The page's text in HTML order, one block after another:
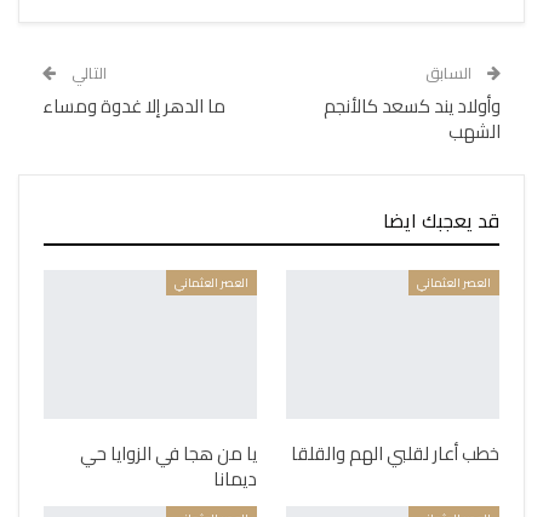
السابق
وأولاد يند كسعد كالأنجم
الشهب
التالي
ما الدهر إلا غدوة ومساء
قد يعجبك ايضا
العصر العثماني
خطب أعار لقلبي الهم والقلقا
العصر العثماني
يا من هجا في الزوايا حي
ديمانا